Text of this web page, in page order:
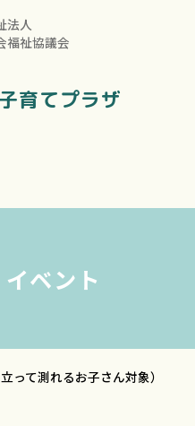
法人
福祉協議会
育てプラザ
ベント
って測れるお子さん対象）